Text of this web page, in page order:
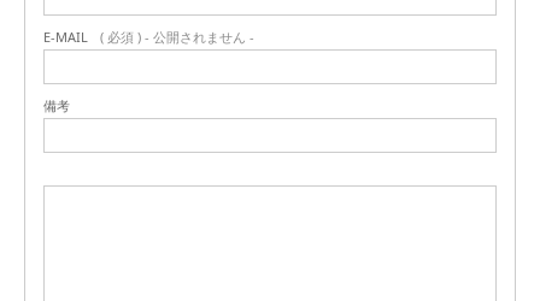
E-MAIL ( 必須 ) - 公開されません -
備考